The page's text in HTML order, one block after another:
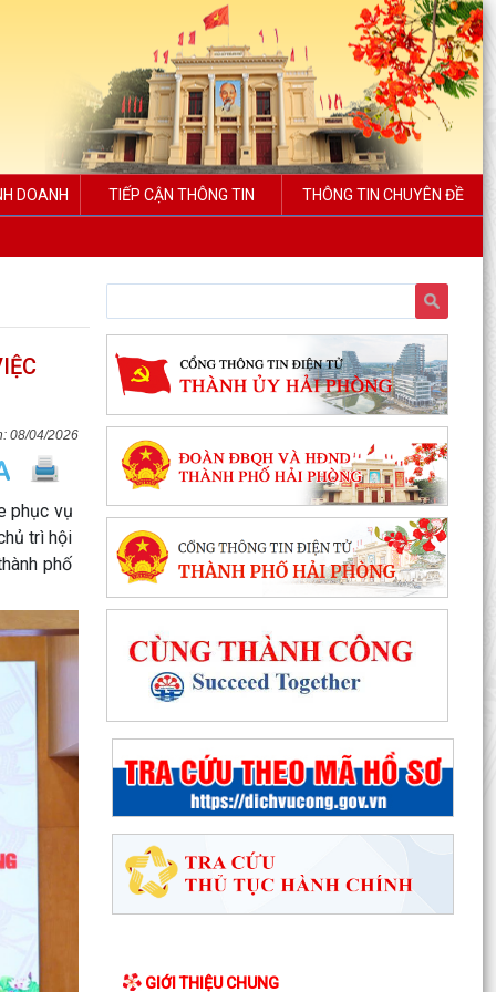
DOANH TIẾP CẬN THÔNG TIN THÔNG TIN CHUYÊN ĐỀ
08/04/2026
phục vụ
trì hội
phố
GIỚI THIỆU CHUNG